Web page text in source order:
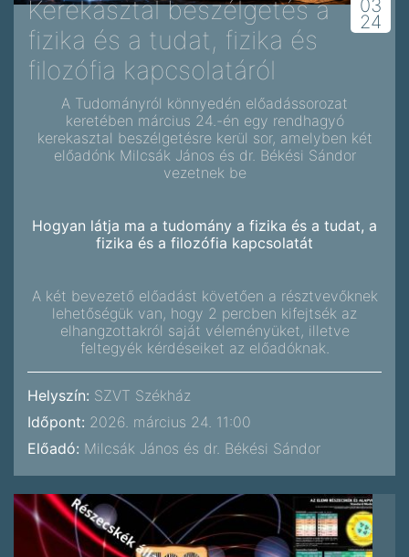
03
24
Kerekasztal beszélgetés a
fizika és a tudat, fizika és
filozófia kapcsolatáról
A Tudományról könnyedén előadássorozat
keretében március 24.-én egy rendhagyó
kerekasztal beszélgetésre kerül sor, amelyben két
előadónk Milcsák János és dr. Békési Sándor
vezetnek be
Hogyan látja ma a tudomány a fizika és a tudat, a
fizika és a filozófia kapcsolatát
A két bevezető előadást követően a résztvevőknek
lehetőségük van, hogy 2 percben kifejtsék az
elhangzottakról saját véleményüket, illetve
feltegyék kérdéseiket az előadóknak.
Helyszín: SZVT Székház
Időpont: 2026. március 24. 11:00
Előadó: Milcsák János és dr. Békési Sándor